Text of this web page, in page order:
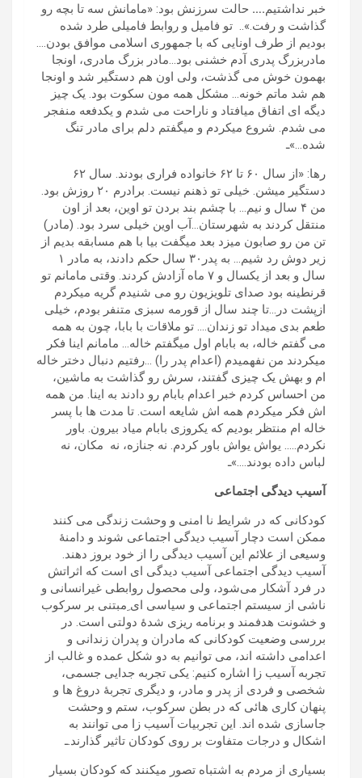
خبر نداشتیم.
… حالت سرزنش بود: «مامانش سه تا بچه رو
گذاشت و رفت.».. تو فامیل و روابط فامیلی طرد شده
بودیم از طرف اونایی که با جمهوری اسلامی موافق بودن….
مادربزرگ پدری آدم خشنی بود…مادر بزرگ مادری، اونجا
بهمون خوش می گذشت، ولی اون هم دستگیر شد و اونجا
هم شد ماتم خونه… مشکل همه مون سکوت بود. یک چیز
دیگه ای اتفاق میافتاد و ناراحت می شدم و یکدفعه منفجر
می شدم. شروع میکردم و میگفتم دلم برای مادر تنگ
شده…»ـ
رها: «از سال ۶۰ تا ۶۲ خانواده فراری بودند. سال ۶۲
دستگیر میشن. خیلی تو ذهنم نیست. برادرم ۲۰ روزش بود.
من ۴ سال و نیم… با چشم بند بردن تو اوین، بعد از اون
منتقل کردند به شهرستان…آب اوین خیلی سرد بود. (مادر)
تن من رو صابون میزد بعد میگفت بیا با هم مسابقه بدیم از
زیر دوش رد شیم… به پدر۳۰ سال حکم دادند، به مادر ۱
سال و بعد از یکسال و ۷ ماه آزادش کردند. وقتی مامانم تو
قرنطینه بود صدای تلویزیون رو می شنیدم گریه میکردم
ازپشت در…تا چند سال از قورمه سبزی متنفر بودم، خیلی
طعم بدی میداد تو زندان…. تو ملاقات با بابا، چون به همه
می گفتم خاله، به بابام اول میگفتم خاله… مامانم اینا فکر
میکردند من نفهمیدم (اعدام پدر را) …رفتیم دنبال دختر خاله
ام و بهش یک چیزی گفتند، سرش رو گذاشت به ماشین،
من احساس کردم خبر اعدام بابام رو دادند به اینا. من همه
اش فکر میکردم همه اش شایعه است. تا مدت ها با پسر
خاله ام منتظر بودیم که یکروزی بابام میاد بیرون. باور
نکردم….. یواش یواش باور کردم. نه جنازه، نه مکان، نه
لباس داده بودند….»ـ
آسیب دیدگی اجتماعی
کودکانی که در شرایط نا امنی و وحشت زندگی می کنند
ممکن است دچار آسیب دیدگی اجتماعی شوند و دامنۀ
وسیعی از علائم این آسیب دیدگی را از خود بروز دهند.
آسیب دیدگی اجتماعی آسیب دیدگی ای است که اثراتش
در فرد آشکار می‌شود، ولی محصول روابطی غیرانسانی و
ناشی از سیستم اجتماعی و سیاسی ای ِمبتنی بر سرکوب
و خشونت هدفمند و برنامه ریزی شدۀ دولتی است. در
بررسی وضعیت کودکانی که مادران و پدران زندانی و
اعدامی داشته اند، می توانیم به دو شکل عمده و غالب از
تجربه آسیب زا اشاره کنیم: یکی تجربه جدایی جسمی،
شخصی و فردی از پدر و مادر، و دیگری تجربۀ دروغ ها و
پنهان کاری هائی که در بطن سرکوب، ستم و وحشت
جاسازی شده اند. این تجربیات آسیب زا می توانند به
اشکال و درجات متفاوت بر روی کودکان تاثیر گذارند.ـ
بسیاری از مردم به اشتباه تصور میکنند که کودکان بسیار